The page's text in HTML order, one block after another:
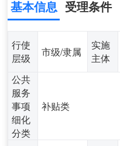
基本信息 受理条件
行使
层级
市级/隶属
实施
主体
公共
服务
事项
细化
分类
补贴类